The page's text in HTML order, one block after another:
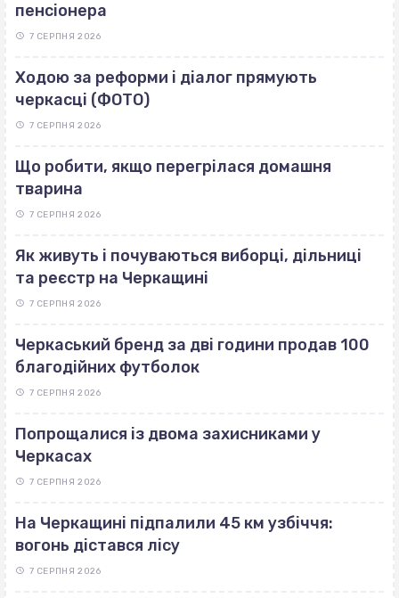
пенсіонера
7 СЕРПНЯ 2026
Ходою за реформи і діалог прямують
черкасці (ФОТО)
7 СЕРПНЯ 2026
Що робити, якщо перегрілася домашня
тварина
7 СЕРПНЯ 2026
Як живуть і почуваються виборці, дільниці
та реєстр на Черкащині
7 СЕРПНЯ 2026
Черкаський бренд за дві години продав 100
благодійних футболок
7 СЕРПНЯ 2026
Попрощалися із двома захисниками у
Черкасах
7 СЕРПНЯ 2026
На Черкащині підпалили 45 км узбіччя:
вогонь дістався лісу
7 СЕРПНЯ 2026